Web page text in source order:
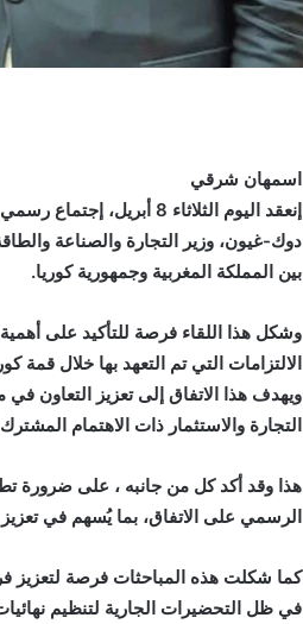
اسمهان شرقي
إنعقد اليوم الثلاثاء 8
دوك-غيون، وزير التجارة والصناعة
بين المملكة المغربية وجمهورية كوريا.
وشكل هذا اللقاء فرصة للتأكيد على أهمية
الالتزامات التي تم التعهد بها خلال قمة
ويهدف هذا الاتفاق إلى تعزيز التعاون
التجارة والاستثمار ذات الاهتمام
هذا وقد أكد كل من جانبه ، على ضرورة
الرسمي على الاتفاق، بما يُسهم في تعزيز
كما شكلت هذه المباحثات فرصة لتعزيز
في ظل التحضيرات الجارية لتنظيم نهائيات كأس العالم 2030